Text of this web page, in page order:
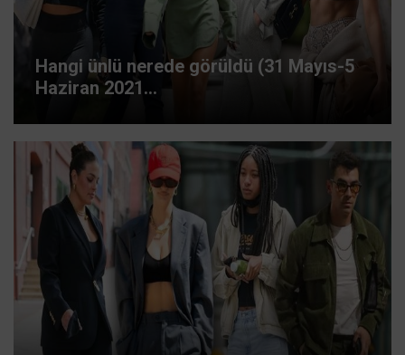
Hangi ünlü nerede görüldü (31 Mayıs-5
Haziran 2021...